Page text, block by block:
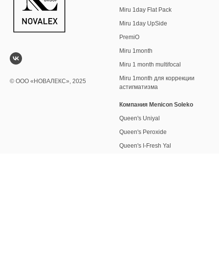
© ООО «НОВАЛЕКС», 2025
Miru 1day Flat Pack
Miru 1day UpSide
PremiO
Miru 1month
Miru 1 month multifocal
Miru 1month для коррекции
астигматизма
Компания Menicon Soleko
Queen's Uniyal
Queen's Peroxide
Queen's I-Fresh Yal